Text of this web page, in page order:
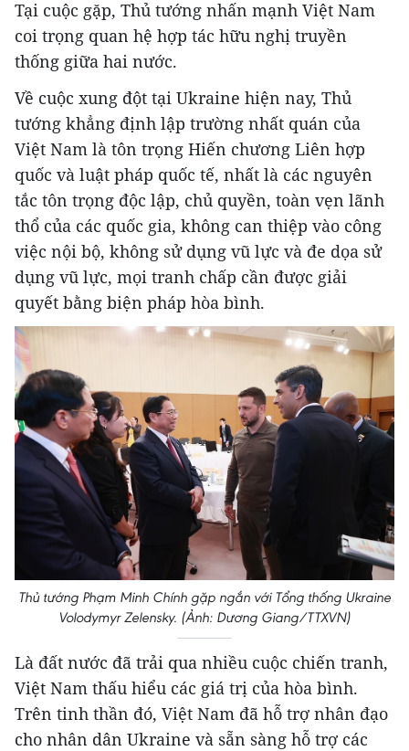
Tại cuộc gặp, Thủ tướng nhấn mạnh Việt Nam
coi trọng quan hệ hợp tác hữu nghị truyền
thống giữa hai nước.
Về cuộc xung đột tại Ukraine hiện nay, Thủ
tướng khẳng định lập trường nhất quán của
Việt Nam là tôn trọng Hiến chương Liên hợp
quốc và luật pháp quốc tế, nhất là các nguyên
tắc tôn trọng độc lập, chủ quyền, toàn vẹn lãnh
thổ của các quốc gia, không can thiệp vào công
việc nội bộ, không sử dụng vũ lực và đe dọa sử
dụng vũ lực, mọi tranh chấp cần được giải
quyết bằng biện pháp hòa bình.
Thủ tướng Phạm Minh Chính gặp ngắn với Tổng thống Ukraine
Volodymyr Zelensky. (Ảnh: Dương Giang/TTXVN)
Là đất nước đã trải qua nhiều cuộc chiến tranh,
Việt Nam thấu hiểu các giá trị của hòa bình.
Trên tinh thần đó, Việt Nam đã hỗ trợ nhân đạo
cho nhân dân Ukraine và sẵn sàng hỗ trợ các